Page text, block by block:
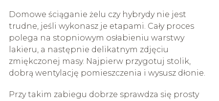
Domowe ściąganie żelu czy hybrydy nie jest
trudne, jeśli wykonasz je etapami. Cały proces
polega na stopniowym osłabieniu warstwy
lakieru, a następnie delikatnym zdjęciu
zmiękczonej masy. Najpierw przygotuj stolik,
dobrą wentylację pomieszczenia i wysusz dłonie.
Przy takim zabiegu dobrze sprawdza się prosty